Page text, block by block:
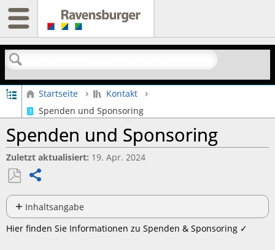
Suchen
Globale Hierarchie auf- und zuklappen
Startseite
Kontakt
Spenden und Sponsoring
Spenden und Sponsoring
Zuletzt aktualisiert 19. Apr. 2024
Als
PDF
speichern
Inhaltsangabe
Keine
Header
Hier finden Sie Informationen zu Spenden & Sponsoring ✓